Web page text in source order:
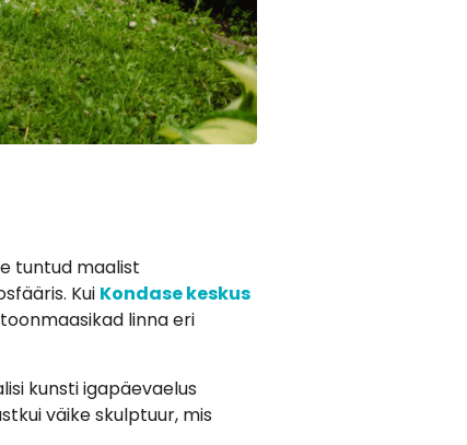
tuntud maalist
Kui Kondase keskus
linna eri
kunsti igapäevaelus
väike skulptuur, mis